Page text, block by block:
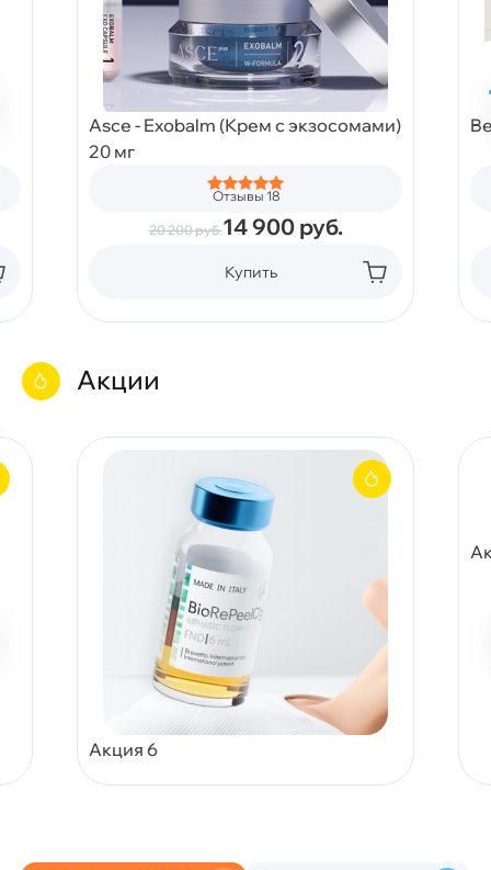
Asce - Exobalm (Крем с экзосомами)
20 мг
Отзывы 18
20 200руб.14 900 руб.
Купить
Акции
Акция 6